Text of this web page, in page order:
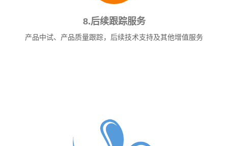
8.后续跟踪服务
产品中试、产品质量跟踪，后续技术支持及其他增值服务